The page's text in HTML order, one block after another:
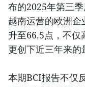
布的2025年第三
越南运营的欧洲
升至66.5点，不仅
更创下近三年来的
本期BCI报告不仅